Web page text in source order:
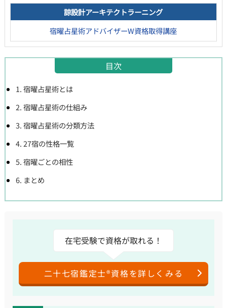
諒設計アーキテクトラーニング
宿曜占星術アドバイザーW資格取得講座
目次
1. 宿曜占星術とは
2. 宿曜占星術の仕組み
3. 宿曜占星術の分類方法
4. 27宿の性格一覧
5. 宿曜ごとの相性
6. まとめ
在宅受験で資格が取れる！
二十七宿鑑定士®資格を詳しくみる